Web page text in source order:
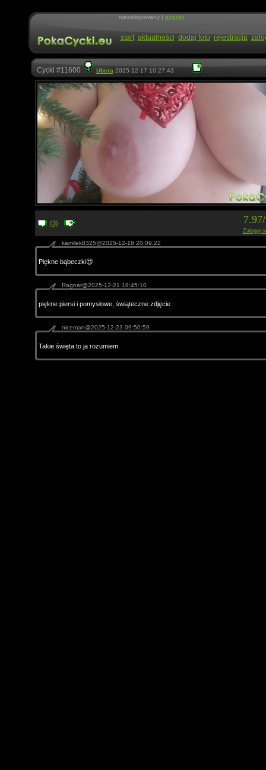
niezalogowany | english
start aktualności dodaj foto rejestracja
Cycki #11600 Ubera 2025-12-17 10:27:43
(3)
Zaloguj
kamilek8325@2025-12-18 20:09:22
Piękne bąbeczki😍
Ragnar@2025-12-21 18:45:10
piękne piersi i pomysłowe, świąteczne zdjęcie
niceman@2025-12-23 09:50:59
Takie święta to ja rozumiem